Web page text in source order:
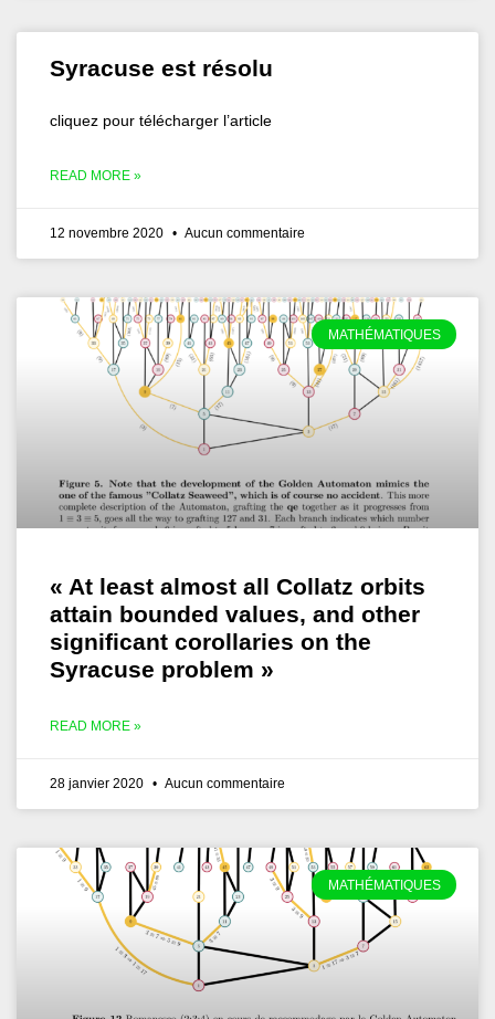
Syracuse est résolu
cliquez pour télécharger l’article
READ MORE »
12 novembre 2020 Aucun commentaire
MATHÉMATIQUES
« At least almost all Collatz orbits
attain bounded values, and other
significant corollaries on the
Syracuse problem »
READ MORE »
28 janvier 2020 Aucun commentaire
MATHÉMATIQUES